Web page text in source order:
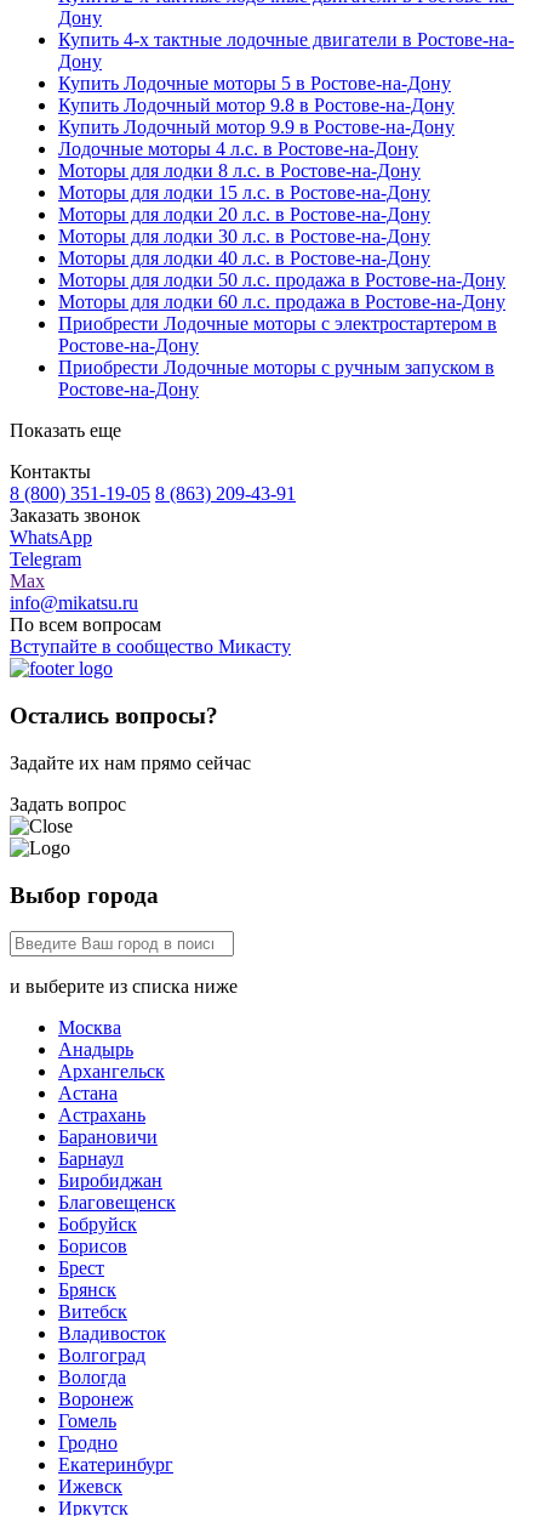
Дону
Купить 4-х тактные лодочные двигатели в Ростове-на-
Дону
Купить Лодочные моторы 5 в Ростове-на-Дону
Купить Лодочный мотор 9.8 в Ростове-на-Дону
Купить Лодочный мотор 9.9 в Ростове-на-Дону
Лодочные моторы 4 л.с. в Ростове-на-Дону
Моторы для лодки 8 л.с. в Ростове-на-Дону
Моторы для лодки 15 л.с. в Ростове-на-Дону
Моторы для лодки 20 л.с. в Ростове-на-Дону
Моторы для лодки 30 л.с. в Ростове-на-Дону
Моторы для лодки 40 л.с. в Ростове-на-Дону
Моторы для лодки 50 л.с. продажа в Ростове-на-Дону
Моторы для лодки 60 л.с. продажа в Ростове-на-Дону
Приобрести Лодочные моторы с электростартером в
Ростове-на-Дону
Приобрести Лодочные моторы с ручным запуском в
Ростове-на-Дону
Показать еще
Контакты
8 (800) 351-19-05 8 (863) 209-43-91
Заказать звонок
WhatsApp
Telegram
Max
info@mikatsu.ru
По всем вопросам
Вступайте в сообщество Микасту
Остались вопросы?
Задайте их нам прямо сейчас
Задать вопрос
Выбор города
и выберите из списка ниже
Москва
Анадырь
Архангельск
Астана
Астрахань
Барановичи
Барнаул
Биробиджан
Благовещенск
Бобруйск
Борисов
Брест
Брянск
Витебск
Владивосток
Волгоград
Вологда
Воронеж
Гомель
Гродно
Екатеринбург
Ижевск
Иркутск